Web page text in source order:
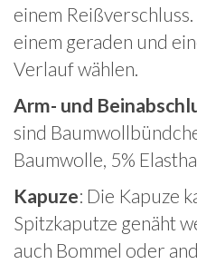
einem
einem geraden und
Verlauf wählen.
Arm- und
sind
Baumwolle, 5%
Kapuze: Die Kapuze
Spitzkaputze genäht
auch Bommel oder